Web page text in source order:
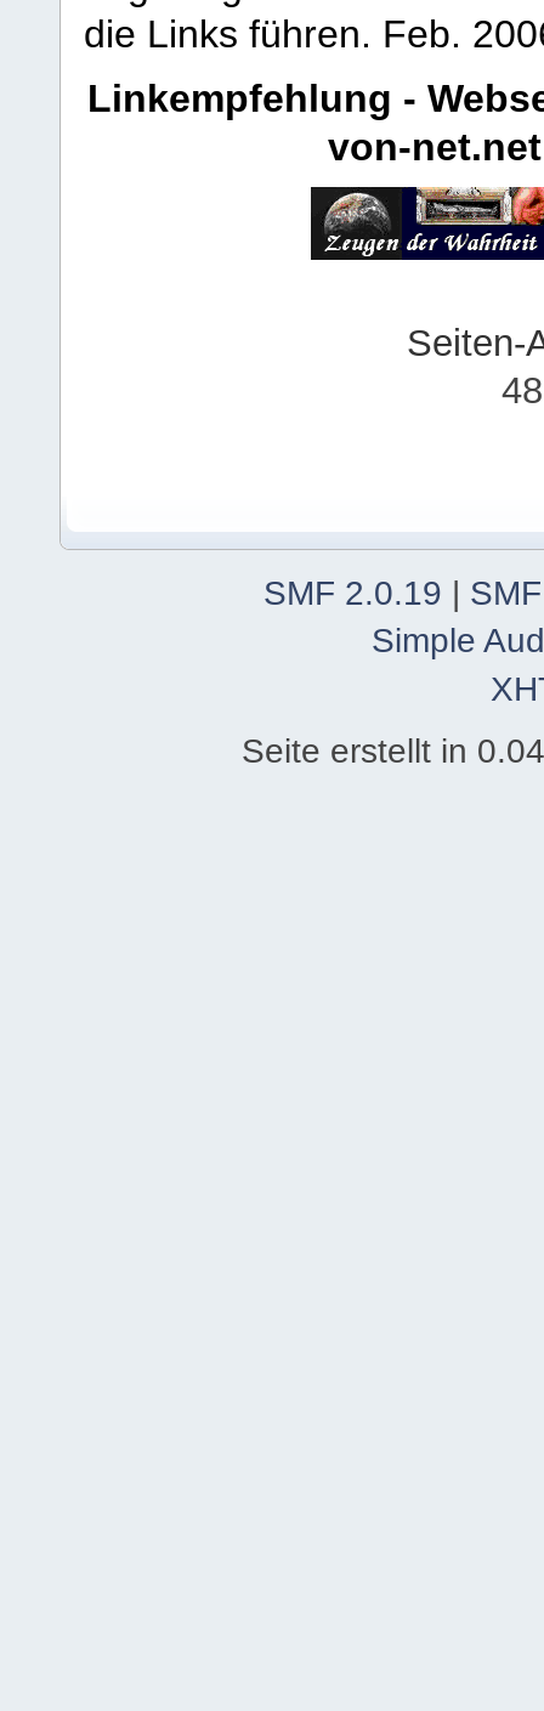
die Links führen. Feb.
Linkempfehlung -
von-net.net
Seiten-
SMF 2.0.19 |
Simple
Seite erstellt in